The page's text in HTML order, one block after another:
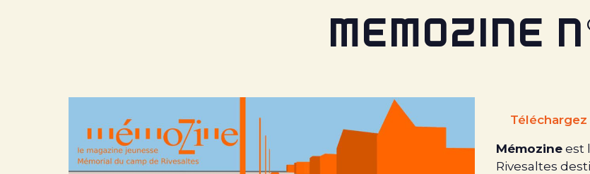
MEMOZINE
Mémozine est
Rivesaltes